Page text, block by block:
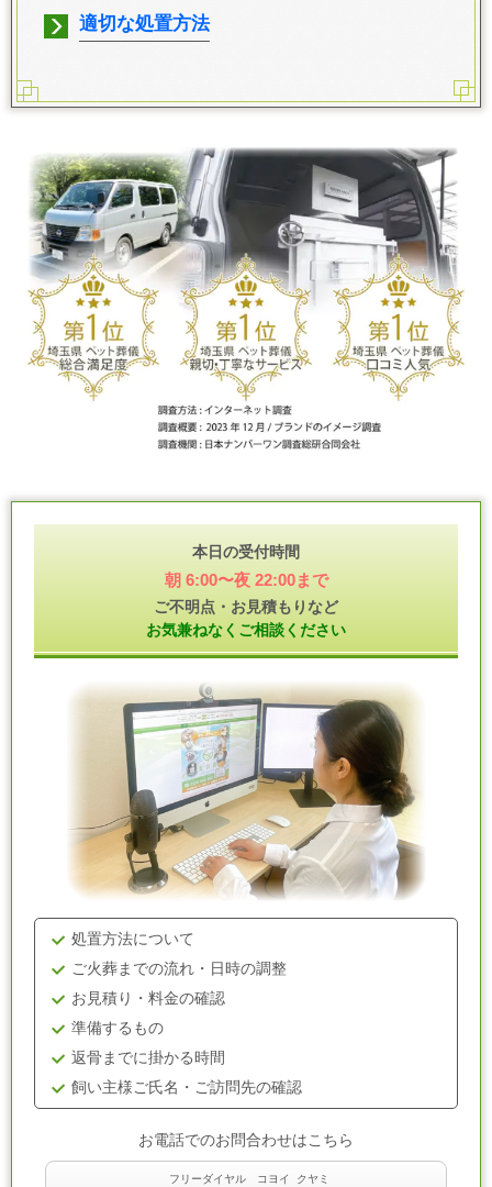
適切な処置方法
本日の受付時間
朝 6:00〜夜 22:00まで
ご不明点・お見積もりなど
お気兼ねなくご相談ください
処置方法について
ご火葬までの流れ・日時の調整
お見積り・料金の確認
準備するもの
返骨までに掛かる時間
飼い主様ご氏名・ご訪問先の確認
お電話でのお問合わせはこちら
フリーダイヤル コヨイ クヤミ